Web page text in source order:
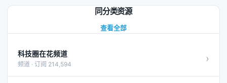
同分类资源
查看全部
科技圈在花频道
频道 · 订阅 214,594 ›